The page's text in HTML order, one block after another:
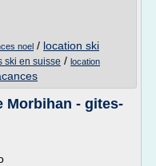
noel / location ski
ski en suisse / location
Morbihan - gites-